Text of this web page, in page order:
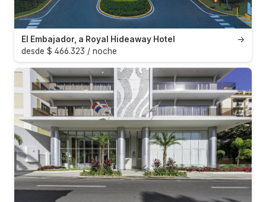
→
El Embajador, a Royal Hideaway Hotel
desde $ 466.323 / noche